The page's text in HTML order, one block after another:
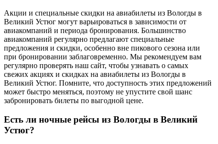
Акции и специальные скидки на авиабилеты из Вологды в
Великий Устюг могут варьироваться в зависимости от
авиакомпаний и периода бронирования. Большинство
авиакомпаний регулярно предлагают специальные
предложения и скидки, особенно вне пикового сезона или
при бронировании заблаговременно. Мы рекомендуем вам
регулярно проверять наш сайт, чтобы узнавать о самых
свежих акциях и скидках на авиабилеты из Вологды в
Великий Устюг. Помните, что доступность этих предложений
может быстро меняться, поэтому не упустите свой шанс
забронировать билеты по выгодной цене.
Есть ли ночные рейсы из Вологды в Великий
Устюг?